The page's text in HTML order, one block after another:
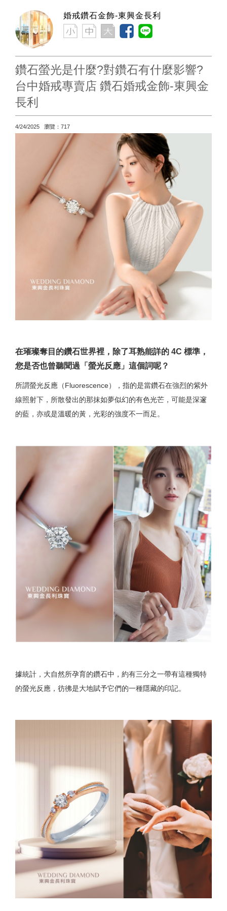
婚戒鑽石金飾-東興金長利
鑽石螢光是什麼?對鑽石有什麼影響?
台中婚戒專賣店 鑽石婚戒金飾-東興金
長利
4/24/2025 瀏覽：717
在璀璨奪目的鑽石世界裡，除了耳熟能詳的 4C 標準，
您是否也曾聽聞過「螢光反應」這個詞呢？
所謂螢光反應（Fluorescence），指的是當鑽石在強烈的紫外
線照射下，所散發出的那抹如夢似幻的有色光芒，可能是深邃
的藍，亦或是溫暖的黃，光彩的強度不一而足。
據統計，大自然所孕育的鑽石中，約有三分之一帶有這種獨特
的螢光反應，彷彿是大地賦予它們的一種隱藏的印記。